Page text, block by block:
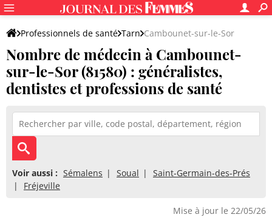
Professionnels de santé Tarn Cambounet-sur-le-Sor
Nombre de médecin à Cambounet-
sur-le-Sor (81580) : généralistes,
dentistes et professions de santé
Voir aussi : Sémalens Soual
Saint-Germain-des-Prés
Fréjeville
Mise à jour le 22/05/26